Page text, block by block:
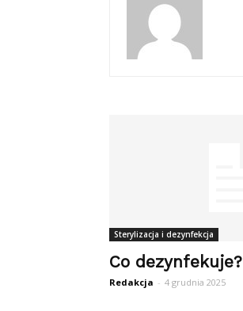
Sterylizacja i dezynfekcja
Co dezynfekuje?
Redakcja - 4 grudnia 2025